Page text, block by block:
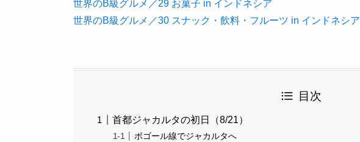
世界のB級グルメ／29 お菓子 in インドネシア
世界のB級グルメ／30 スナック・飲料・フルーツ in インドネシア
目次
首都ジャカルタの初日（8/21）
ボゴール線でジャカルタへ